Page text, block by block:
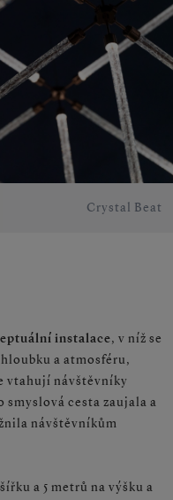
Crystal Beat
instalace, v níž se
a atmosféru,
vtahují návštěvníky
smyslová cesta zaujala a
návštěvníkům
a 5 metrů na výšku a